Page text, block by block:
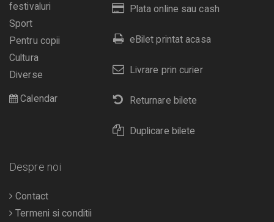
Plata online sau cash
eBilet printat acasa
Livrare prin curier
Returnare bilete
Duplicare bilete
festivaluri
Sport
Pentru copii
Cultura
Diverse
Calendar
Despre noi
Contact
Termeni si conditii